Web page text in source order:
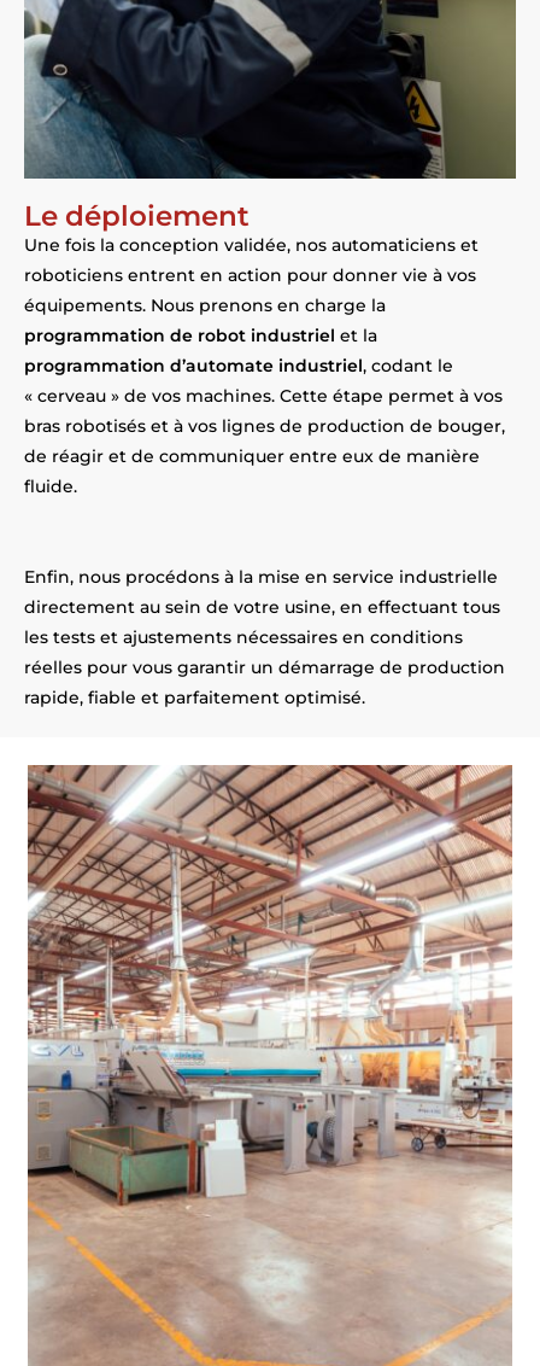
Le déploiement
Une fois la conception validée, nos automaticiens et
roboticiens entrent en action pour donner vie à vos
équipements. Nous prenons en charge la
programmation de robot industriel et la
programmation d’automate industriel, codant le
« cerveau » de vos machines. Cette étape permet à vos
bras robotisés et à vos lignes de production de bouger,
de réagir et de communiquer entre eux de manière
fluide.
Enfin, nous procédons à la mise en service industrielle
directement au sein de votre usine, en effectuant tous
les tests et ajustements nécessaires en conditions
réelles pour vous garantir un démarrage de production
rapide, fiable et parfaitement optimisé.